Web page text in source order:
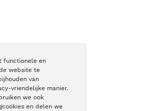
functionele en
website te
van
vriendelijke manier.
we ook
en delen we